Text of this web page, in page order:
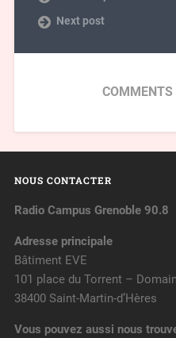
Next post
COMMENTS
NOUS CONTACTER
Radio Campus Grenoble 90.8
Adresse principale
Bâtiment EVE
101 place du Torrent –
38400 Saint-Martin-d’Hères
Vous pouvez aussi nous